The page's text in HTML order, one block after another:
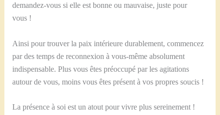
demandez-vous si elle est bonne ou mauvaise, juste pour
vous !
Ainsi pour trouver la paix intérieure durablement, commencez
par des temps de reconnexion à vous-même absolument
indispensable. Plus vous êtes préoccupé par les agitations
autour de vous, moins vous êtes présent à vos propres soucis !
La présence à soi est un atout pour vivre plus sereinement !